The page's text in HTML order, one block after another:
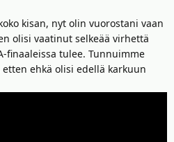
kisan, nyt olin vuorostani vaan
olisi vaatinut selkeää virhettä
finaaleissa tulee. Tunnuimme
ehkä olisi edellä karkuun